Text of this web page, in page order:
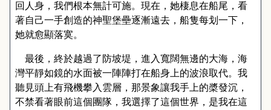
回人身，我們根本無計可施。現在，她棲息在船尾，看
著自己一手創造的神聖堡壘逐漸遠去，船隻每划一下，
她就愈顯落寞。
最後，終於越過了防坡堤，進入寬闊無邊的大海，海
灣平靜如鏡的水面被一陣陣打在船身上的波浪取代。我
聽見頭上有飛機攀入雲層，那景象讓我手上的槳發沉，
不禁看著眼前這個團隊，我選擇了這個世界，是我在這